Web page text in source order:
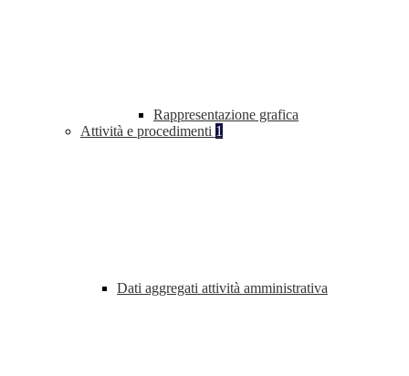
Rappresentazione grafica
Attività e procedimenti 1
Dati aggregati attività amministrativa